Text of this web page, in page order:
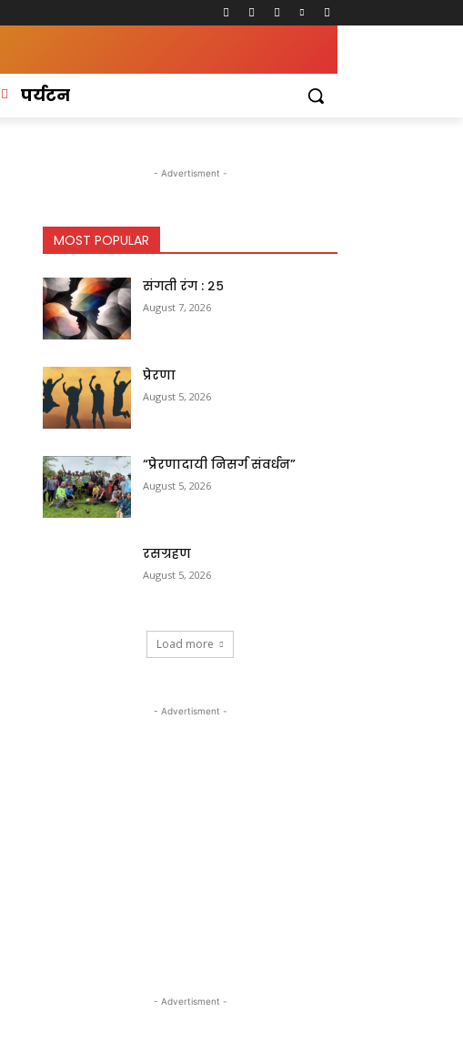
पर्यटन
- Advertisment -
MOST POPULAR
संगती रंग : २५
August 7, 2026
प्रेरणा
August 5, 2026
“प्रेरणादायी निसर्ग संवर्धन”
August 5, 2026
रसग्रहण
August 5, 2026
Load more
- Advertisment -
- Advertisment -